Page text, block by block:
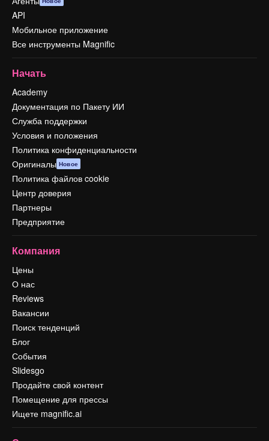
API
Мобильное приложение
Все инструменты Magnific
Начать
Academy
Документация по Пакету ИИ
Служба поддержки
Условия и положения
Политика конфиденциальности
Оригиналы Новое
Политика файлов cookie
Центр доверия
Партнеры
Предприятие
Компания
Цены
О нас
Reviews
Вакансии
Поиск тенденций
Блог
События
Slidesgo
Продайте свой контент
Помещение для прессы
Ищете magnific.ai